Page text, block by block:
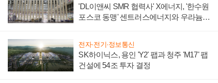
'DL이앤씨 SMR 협력사' X에너지, '한수원
포스코 동맹' 센트러스에너지와 우라늄
전자·전기·정보통신
SK하이닉스, 용인 'Y2' 팹과 청주 'M17' 팹
건설에 54조 투자 결정